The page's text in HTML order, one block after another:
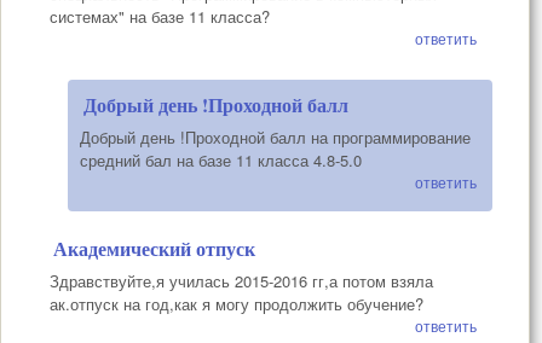
системах" на базе 11 класса?
ответить
Добрый день !Проходной балл
Добрый день !Проходной балл на программирование
средний бал на базе 11 класса 4.8-5.0
ответить
Академический отпуск
Здравствуйте,я училась 2015-2016 гг,а потом взяла
ак.отпуск на год,как я могу продолжить обучение?
ответить